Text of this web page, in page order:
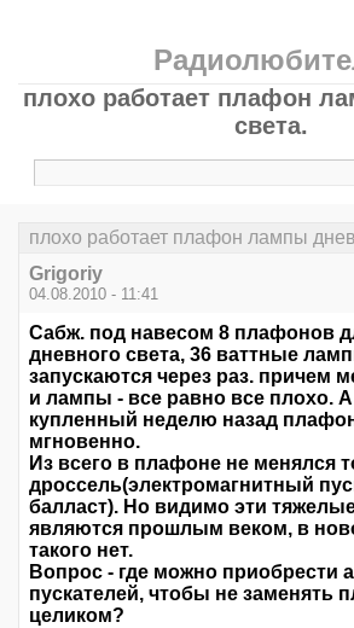
плохо работает плафон
света.
плохо работает плафон лампы
Grigoriy
04.08.2010 - 11:41
Сабж. под навесом 8 плафонов
дневного света, 36 ваттные
запускаются через раз. причем
и лампы - все равно все плохо.
купленный неделю назад
мгновенно.
Из всего в плафоне не менялся
дроссель(электромагнитный
балласт). Но видимо эти
являются прошлым веком, в
такого нет.
Вопрос - где можно приобрести
пускателей, чтобы не заменять
целиком?